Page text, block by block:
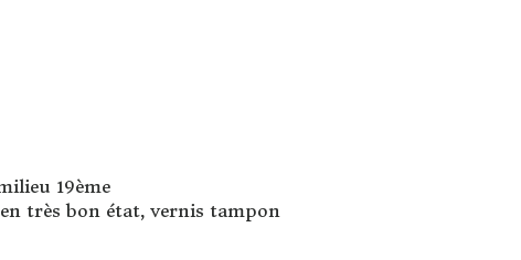
19ème
très bon état, vernis tampon